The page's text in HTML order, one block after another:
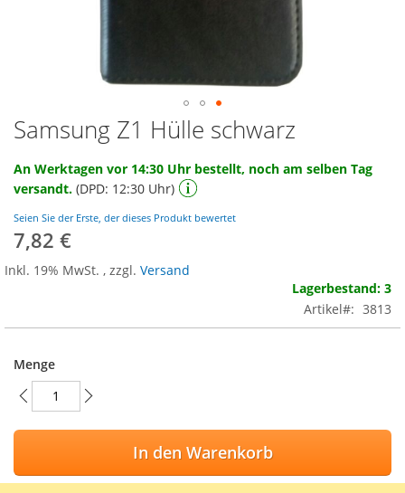
Zum
Anfang
der
Bildgalerie
springen
Samsung Z1 Hülle schwarz
An Werktagen vor 14:30 Uhr bestellt, noch am selben Tag
versandt. (DPD: 12:30 Uhr)
Seien Sie der Erste, der dieses Produkt bewertet
7,82 €
Inkl. 19% MwSt. , zzgl. Versand
Lagerbestand: 3
Artikel
3813
Menge
In den Warenkorb